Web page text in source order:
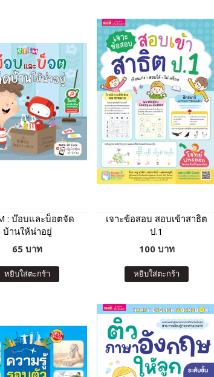
: บ๊อบและบ็อตจัด
บ้านให้น่าอยู่
65 บาท
หยิบใส่ตะกร้า
เจาะข้อสอบ สอบเข้าสาธิต
ป.1
100 บาท
หยิบใส่ตะกร้า